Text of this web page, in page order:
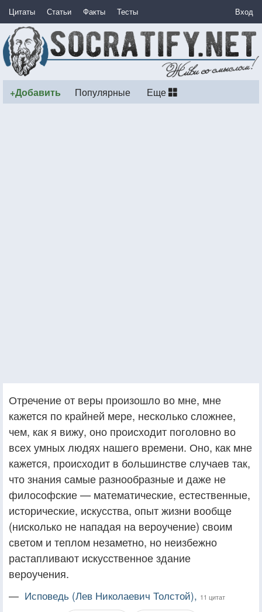
Цитаты Статьи Факты Тесты Вход
+Добавить Популярные Еще
Отречение от веры произошло во мне, мне
кажется по крайней мере, несколько сложнее,
чем, как я вижу, оно происходит поголовно во
всех умных людях нашего времени. Оно, как мне
кажется, происходит в большинстве случаев так,
что знания самые разнообразные и даже не
философские — математические, естественные,
исторические, искусства, опыт жизни вообще
(нисколько не нападая на вероучение) своим
светом и теплом незаметно, но неизбежно
растапливают искусственное здание
вероучения.
— Исповедь (Лев Николаевич Толстой), 11 цитат